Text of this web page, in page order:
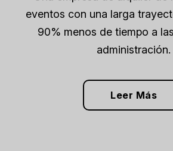
eventos con una larga
90% menos de tiempo a
administración.
Leer Más